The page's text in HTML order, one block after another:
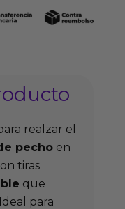
realzar el
pecho en
tiras
que
para